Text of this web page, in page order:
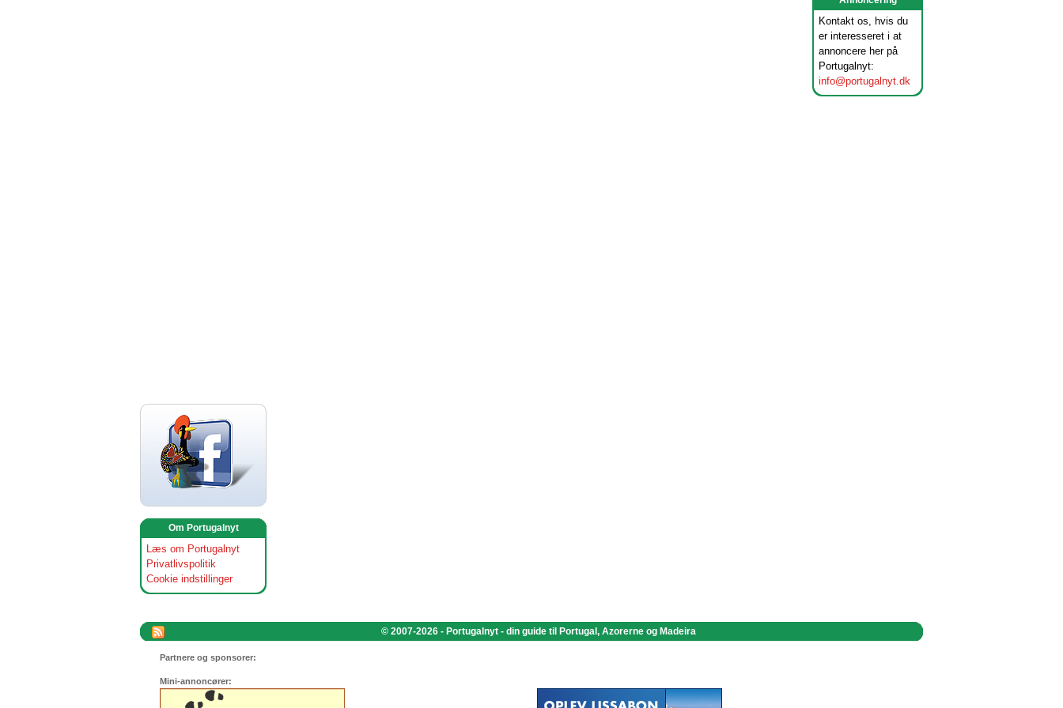
Kontakt os, hvis du
er interesseret i at
annoncere her på
Portugalnyt:
info@portugalnyt.dk
Om Portugalnyt
Læs om Portugalnyt
Privatlivspolitik
Cookie indstillinger
© 2007-2026 - Portugalnyt - din guide til Portugal, Azorerne og Madeira
Partnere og sponsorer:
Mini-annoncører: